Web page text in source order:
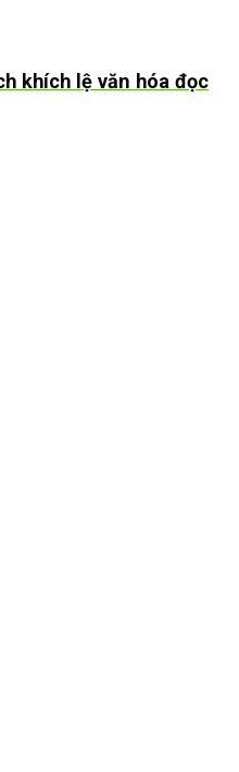
khích lệ văn hóa đọc